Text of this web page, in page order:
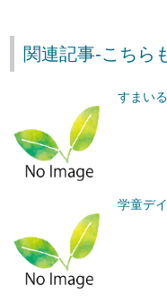
関連記事-こちら
すまいる
学童デ